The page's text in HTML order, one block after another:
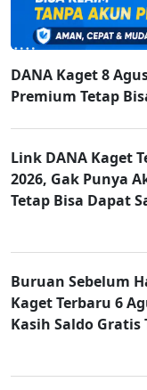
DANA Kaget 8
Premium Tetap
Link DANA Kaget
2026, Gak Punya
Tetap Bisa Dapat
Buruan Sebelum
Kaget Terbaru 6
Kasih Saldo Gratis